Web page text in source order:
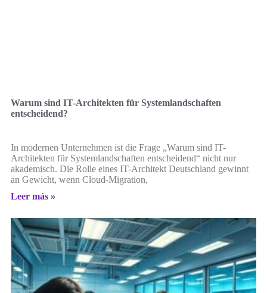
Warum sind IT-Architekten für Systemlandschaften
entscheidend?
In modernen Unternehmen ist die Frage „Warum sind IT-
Architekten für Systemlandschaften entscheidend“ nicht nur
akademisch. Die Rolle eines IT-Architekt Deutschland gewinnt
an Gewicht, wenn Cloud-Migration,
Leer más »